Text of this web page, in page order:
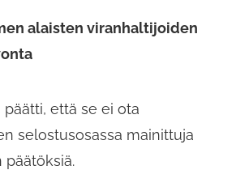
alaisten viranhaltijoiden
että se ei ota
selostusosassa mainittuja
päätöksiä.